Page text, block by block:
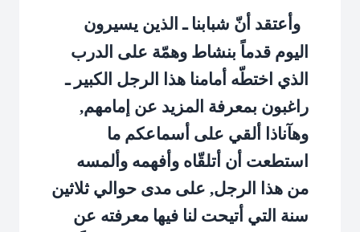
وأعتقد أنّ شبابنا ـ الذين يسيرون
اليوم قدماً بنشاط وهمّة على الدرب
الذي اختطّه أمامنا هذا الرجل الكبير ـ
راغبون بمعرفة المزيد عن إمامهم,
وهآناذا ألقي على أسماعكم ما
استطعت أن أتلقّاه وأفهمه وألمسه
من هذا الرجل, على مدى حوالي ثلاثين
سنة التي أتيحت لنا فيها معرفته عن